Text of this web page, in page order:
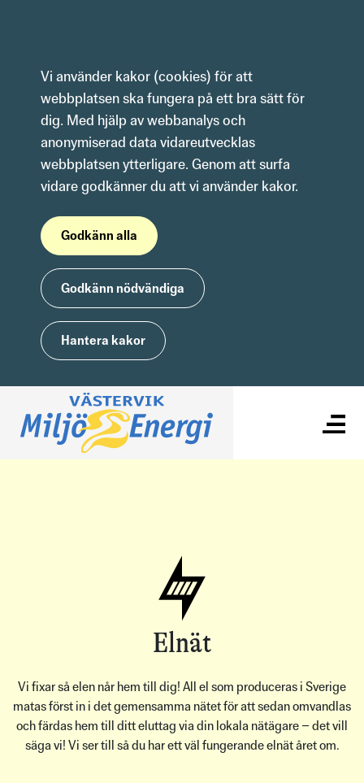
Vi använder kakor (cookies) för att
webbplatsen ska fungera på ett bra sätt för
dig. Med hjälp av webbanalys och
anonymiserad data vidareutvecklas
webbplatsen ytterligare. Genom att surfa
vidare godkänner du att vi använder kakor.
Godkänn alla
Godkänn nödvändiga
Hantera kakor
Elnät
Vi fixar så elen når hem till dig! All el som produceras i Sverige
matas först in i det gemensamma nätet för att sedan omvandlas
och färdas hem till ditt eluttag via din lokala nätägare – det vill
säga vi! Vi ser till så du har ett väl fungerande elnät året om.